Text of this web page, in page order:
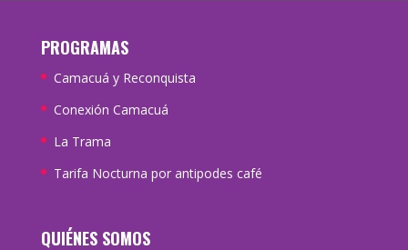
PROGRAMAS
Camacuá y Reconquista
Conexión Camacuá
La Trama
Tarifa Nocturna por antipodes café
QUIÉNES SOMOS